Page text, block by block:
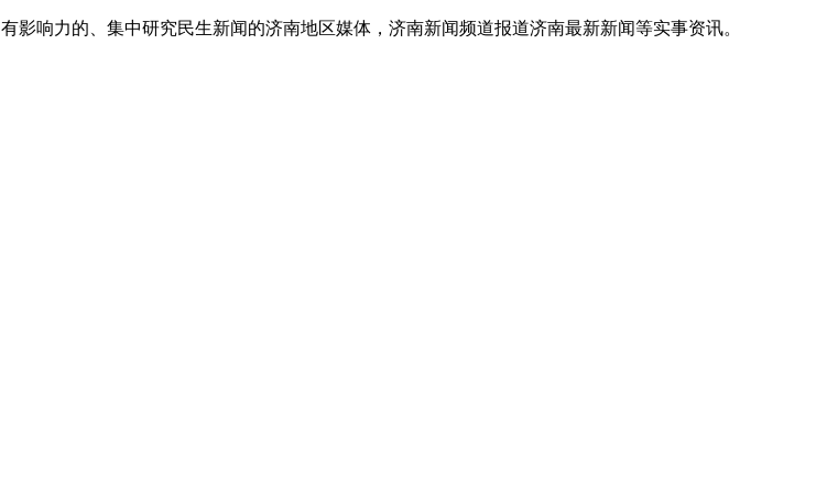
响力的、集中研究民生新闻的济南地区媒体，济南新闻频道报道济南最新新闻等实事资讯。